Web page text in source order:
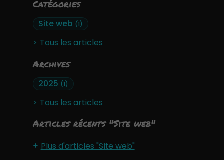
Catégories
Site web (1)
Tous les articles
Archives
2025 (1)
Tous les articles
Articles récents "Site web"
Plus d'articles "Site web"